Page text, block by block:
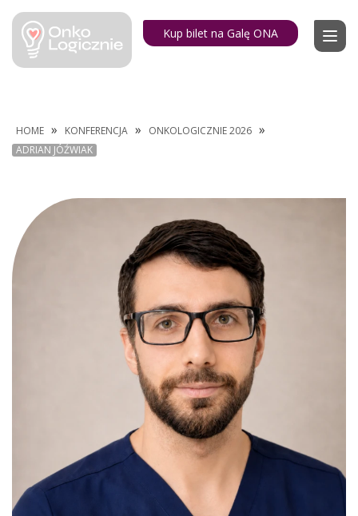
Kup bilet na Galę ONA
HOME » KONFERENCJA » ONKOLOGICZNIE 2026 »
ADRIAN JÓŹWIAK